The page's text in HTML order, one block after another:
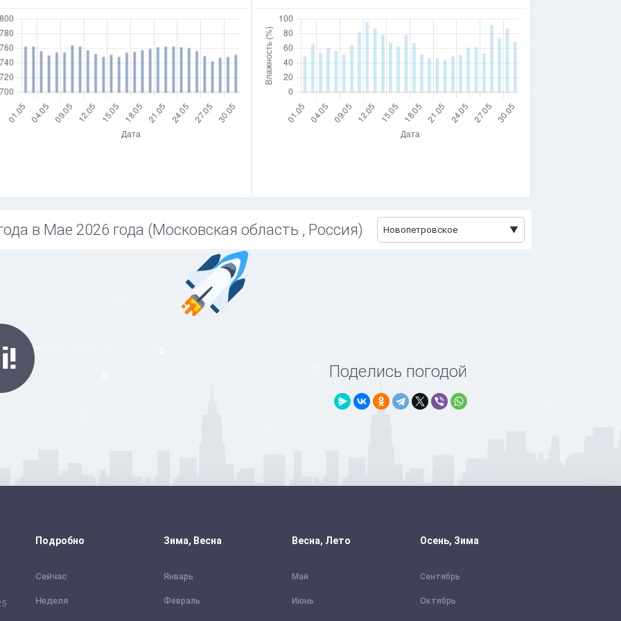
в Мае 2026 года (Московская область , Россия) Новопетровское
Поделись погодой
Подробно
Сейчас
Неделя
Зима, Весна
Январь
Февраль
Весна, Лето
Май
Июнь
Осень, Зима
Сентябрь
Октябрь